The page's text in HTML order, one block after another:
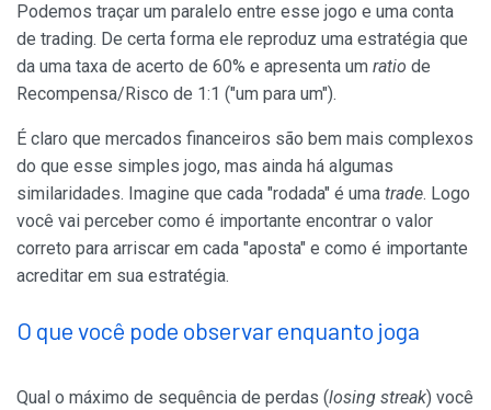
Podemos traçar um paralelo entre esse jogo e uma conta
de trading. De certa forma ele reproduz uma estratégia que
da uma taxa de acerto de 60% e apresenta um ratio de
Recompensa/Risco de 1:1 ("um para um").
É claro que mercados financeiros são bem mais complexos
do que esse simples jogo, mas ainda há algumas
similaridades. Imagine que cada "rodada" é uma trade. Logo
você vai perceber como é importante encontrar o valor
correto para arriscar em cada "aposta" e como é importante
acreditar em sua estratégia.
O que você pode observar enquanto joga
Qual o máximo de sequência de perdas (losing streak) você